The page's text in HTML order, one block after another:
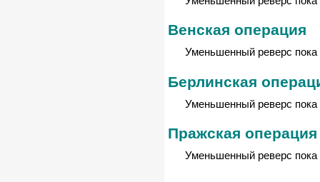
Венская операция
Уменьшенный реверс пока
Берлинская
Уменьшенный реверс пока
Пражская операция
Уменьшенный реверс пока